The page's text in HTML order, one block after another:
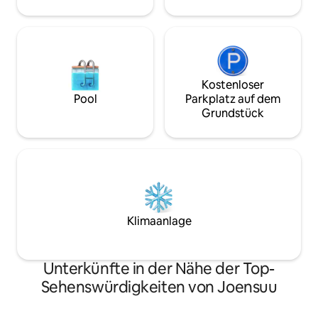
13 km zum Zentrum. 8 km zu
Pool
Kostenloser
Parkplatz auf dem
Grundstück
Klimaanlage
Unterkünfte in der Nähe der Top-
Sehenswürdigkeiten von Joensuu